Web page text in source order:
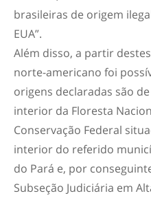
brasileiras de origem
EUA”.
Além disso, a partir
norte-americano foi
origens declaradas são
interior da Floresta
Conservação Federal
interior do referido
do Pará e, por
Subseção Judiciária em